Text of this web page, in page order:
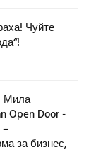
Чуйте
Мила
Open Door -
–
за бизнес,